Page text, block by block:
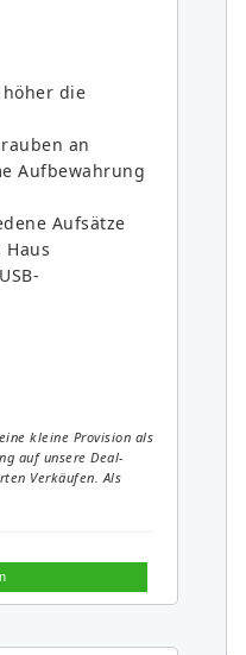
die
an
Aufbewahrung
Aufsätze
kleine Provision als
auf unsere Deal-
Verkäufen. Als